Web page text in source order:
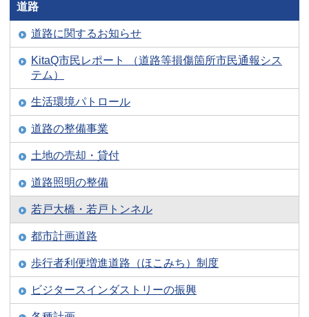
道路
道路に関するお知らせ
KitaQ市民レポート （道路等損傷箇所市民通報シス
テム）
生活環境パトロール
道路の整備事業
土地の売却・貸付
道路照明の整備
若戸大橋・若戸トンネル
都市計画道路
歩行者利便増進道路（ほこみち）制度
ビジタースインダストリーの振興